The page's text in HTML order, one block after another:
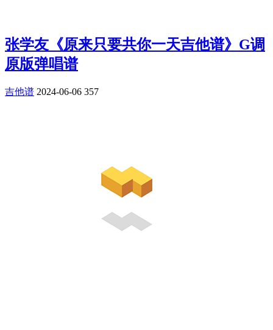
张学友《原来只要共你一天吉他谱》G调
原版弹唱谱
吉他谱 2024-06-06 357